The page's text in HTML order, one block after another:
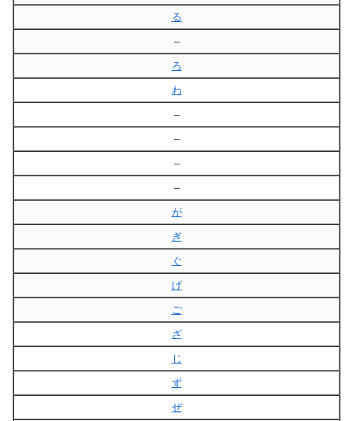
る
–
ろ
わ
–
–
–
–
が
ぎ
ぐ
げ
ご
ざ
じ
ず
ぜ